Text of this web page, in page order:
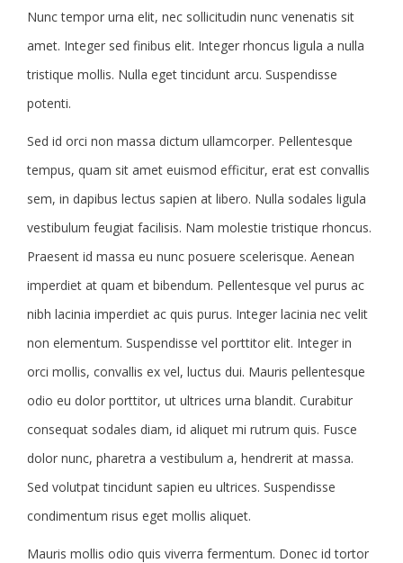
Nunc tempor urna elit, nec sollicitudin nunc venenatis sit
amet. Integer sed finibus elit. Integer rhoncus ligula a nulla
tristique mollis. Nulla eget tincidunt arcu. Suspendisse
potenti.
Sed id orci non massa dictum ullamcorper. Pellentesque
tempus, quam sit amet euismod efficitur, erat est convallis
sem, in dapibus lectus sapien at libero. Nulla sodales ligula
vestibulum feugiat facilisis. Nam molestie tristique rhoncus.
Praesent id massa eu nunc posuere scelerisque. Aenean
imperdiet at quam et bibendum. Pellentesque vel purus ac
nibh lacinia imperdiet ac quis purus. Integer lacinia nec velit
non elementum. Suspendisse vel porttitor elit. Integer in
orci mollis, convallis ex vel, luctus dui. Mauris pellentesque
odio eu dolor porttitor, ut ultrices urna blandit. Curabitur
consequat sodales diam, id aliquet mi rutrum quis. Fusce
dolor nunc, pharetra a vestibulum a, hendrerit at massa.
Sed volutpat tincidunt sapien eu ultrices. Suspendisse
condimentum risus eget mollis aliquet.
Mauris mollis odio quis viverra fermentum. Donec id tortor